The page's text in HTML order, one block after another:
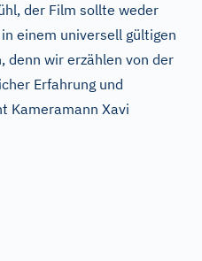
der Film sollte weder
einem universell gültigen
denn wir erzählen von der
Erfahrung und
Kameramann Xavi